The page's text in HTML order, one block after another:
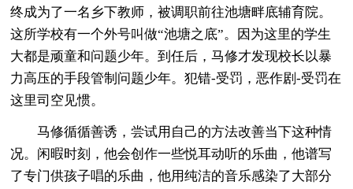
终成为了一名乡下教师，被调职前往池塘畔底辅育院。
这所学校有一个外号叫做“池塘之底”。因为这里的学生
大都是顽童和问题少年。到任后，马修才发现校长以暴
力高压的手段管制问题少年。犯错-受罚，恶作剧-受罚在
这里司空见惯。
马修循循善诱，尝试用自己的方法改善当下这种情
况。闲暇时刻，他会创作一些悦耳动听的乐曲，他谱写
了专门供孩子唱的乐曲，他用纯洁的音乐感染了大部分